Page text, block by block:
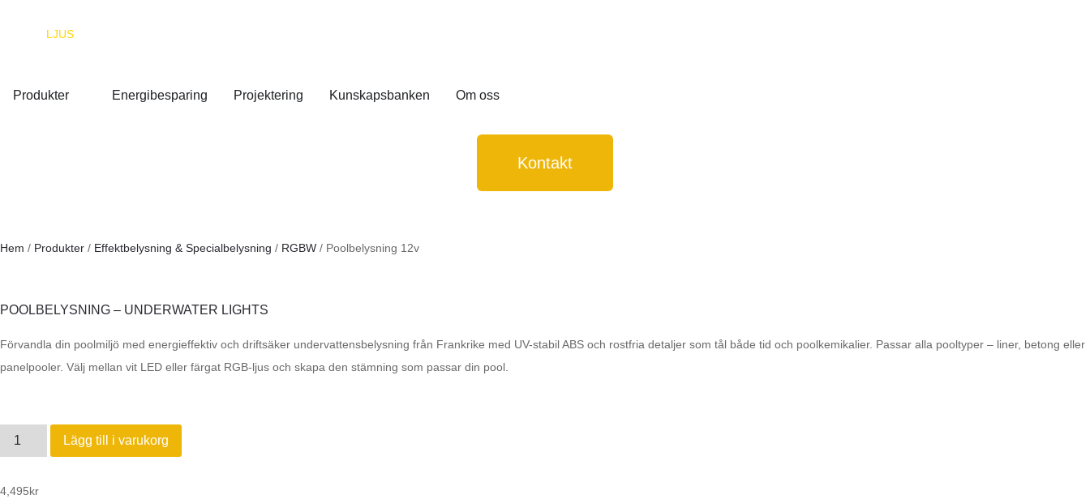
LJUS
Produkter Energibesparing Projektering Kunskapsbanken Om oss
Kontakt
Hem / Produkter / Effektbelysning & Specialbelysning / RGBW / Poolbelysning 12v
POOLBELYSNING – UNDERWATER LIGHTS
Förvandla din poolmiljö med energieffektiv och driftsäker undervattensbelysning från Frankrike med UV-stabil ABS och rostfria detaljer som tål både tid och poolkemikalier. Passar alla pooltyper – liner, betong eller
panelpooler. Välj mellan vit LED eller färgat RGB-ljus och skapa den stämning som passar din pool.
Lägg till i varukorg
4,495kr